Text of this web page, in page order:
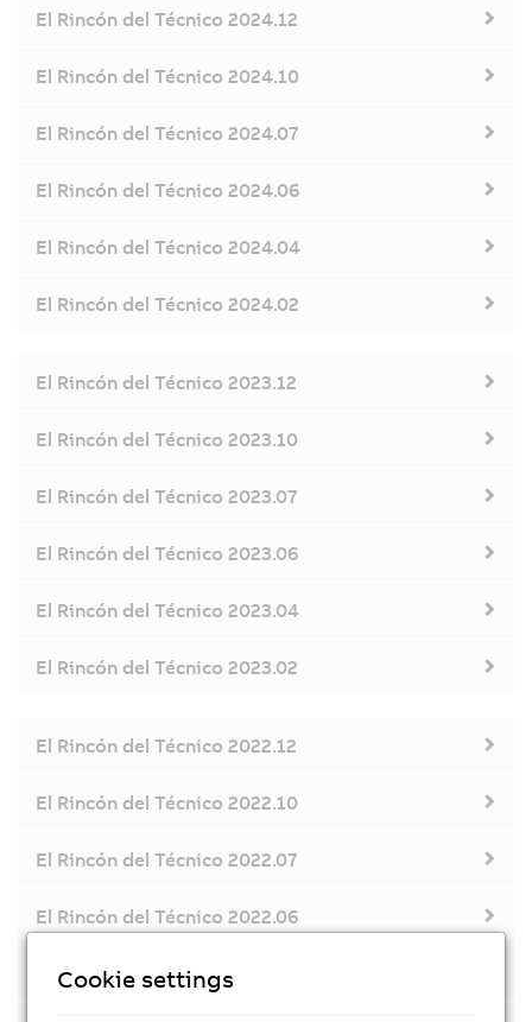
El Rincón del Técnico 2024.12
El Rincón del Técnico 2024.10
El Rincón del Técnico 2024.07
El Rincón del Técnico 2024.06
El Rincón del Técnico 2024.04
El Rincón del Técnico 2024.02
El Rincón del Técnico 2023.12
El Rincón del Técnico 2023.10
El Rincón del Técnico 2023.07
El Rincón del Técnico 2023.06
El Rincón del Técnico 2023.04
El Rincón del Técnico 2023.02
El Rincón del Técnico 2022.12
El Rincón del Técnico 2022.10
El Rincón del Técnico 2022.07
El Rincón del Técnico 2022.06
El Rincón del Técnico 2022.04
Cookie settings